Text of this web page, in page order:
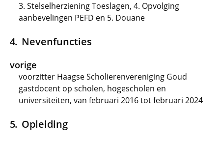
3. Stelselherziening Toeslagen, 4. Opvolging
aanbevelingen PEFD en 5. Douane
Nevenfuncties
vorige
voorzitter Haagse Scholierenvereniging Goud
gastdocent op scholen, hogescholen en
universiteiten, van februari 2016 tot februari 2024
Opleiding